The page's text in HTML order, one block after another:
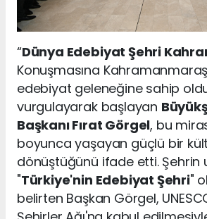
“Dünya Edebiyat Şehri
Konuşmasına
edebiyat geleneğine sahip
vurgulayarak başlayan
Başkanı Fırat Görgel, bu
boyunca yaşayan güçlü bir
dönüştüğünü ifade etti. Şehrin
"Türkiye'nin Edebiyat Şehri"
belirten Başkan Görgel,